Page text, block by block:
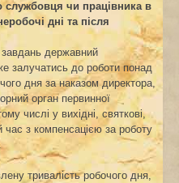
службовця чи працівника в
дні та після
державний
залучатись до роботи понад
дня за наказом директора,
орган первинної
числі у вихідні, святкові,
час з компенсацією за роботу
тривалість робочого дня,